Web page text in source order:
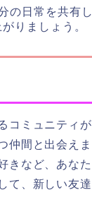
の日常を共有
りましょう。
コミュニティ
仲間と出会えま
きなど、あな
て、新しい友